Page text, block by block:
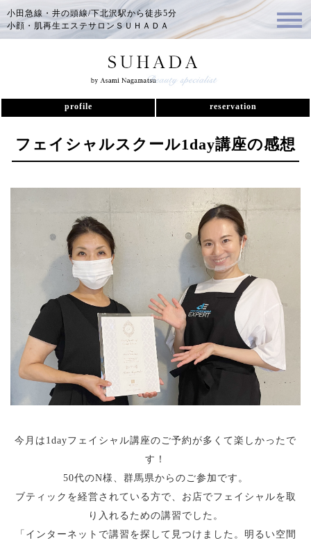
小田急線・井の頭線/下北沢駅から徒歩5分
小顔・肌再生エステサロンＳＵＨＡＤＡ
profile reservation
フェイシャルスクール1day講座の感想
今月は1dayフェイシャル講座のご予約が多くて楽しかったで
す！
50代のN様、群馬県からのご参加です。
ブティックを経営されている方で、お店でフェイシャルを取
り入れるための講習でした。
「インターネットで講習を探して見つけました。明るい空間